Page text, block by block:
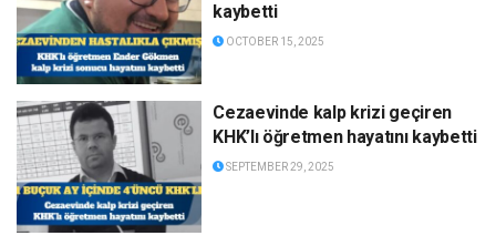
kaybetti
OCTOBER 15, 2025
Cezaevinde kalp krizi geçiren
KHK’lı öğretmen hayatını kaybetti
SEPTEMBER 29, 2025